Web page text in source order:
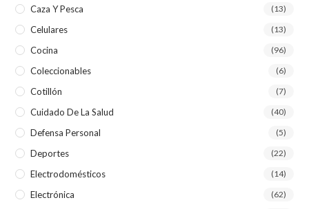
Caza Y Pesca (13)
Celulares (13)
Cocina (96)
Coleccionables (6)
Cotillón (7)
Cuidado De La Salud (40)
Defensa Personal (5)
Deportes (22)
Electrodomésticos (14)
Electrónica (62)